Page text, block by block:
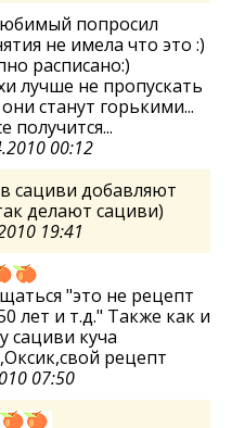
попросил
не имела что это :)
расписано:)
лучше не пропускать
станут горькими...
получится...
00:12
сациви добавляют
делают сациви)
19:41
"это не рецепт
лет и т.д." Также как и
сациви куча
рецепт
07:50